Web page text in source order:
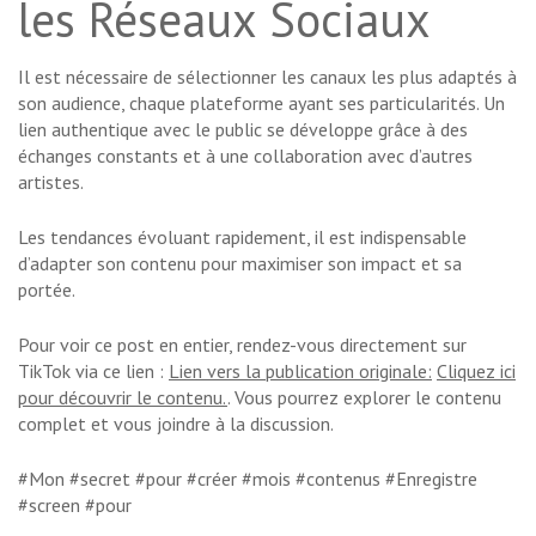
les Réseaux Sociaux
Il est nécessaire de sélectionner les canaux les plus adaptés à
son audience, chaque plateforme ayant ses particularités. Un
lien authentique avec le public se développe grâce à des
échanges constants et à une collaboration avec d’autres
artistes.
Les tendances évoluant rapidement, il est indispensable
d’adapter son contenu pour maximiser son impact et sa
portée.
Pour voir ce post en entier, rendez-vous directement sur
TikTok via ce lien : Lien vers la publication originale: Cliquez ici
pour découvrir le contenu.. Vous pourrez explorer le contenu
complet et vous joindre à la discussion.
#Mon #secret #pour #créer #mois #contenus #Enregistre
#screen #pour